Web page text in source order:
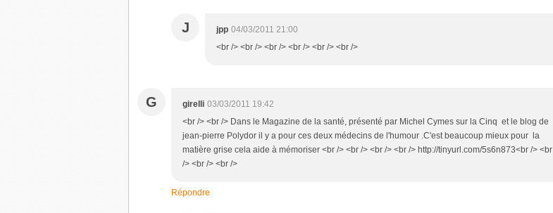
J jpp 04/03/2011 21:00
<br /> <br /> <br /> <br /> <br /> <br />
G girelli 03/03/2011 19:42
<br /> <br /> Dans le Magazine de la santé, présenté par Michel Cymes sur la Cinq et le blog de
jean-pierre Polydor il y a pour ces deux médecins de l'humour .C'est beaucoup mieux pour la
matière grise cela aide à mémoriser <br /> <br /> <br /> <br /> http://tinyurl.com/5s6n873<br /> <br
/> <br /> <br />
Répondre